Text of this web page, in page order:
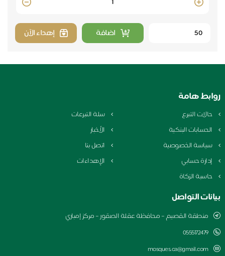
Quantity
اضافة إهداء الآن
روابط هامة
حالات التبرع
سلة التبرعات
الحسابات البنكية
الأخبار
سياسة الخصوصية
اتصل بنا
إدارة حسابي
الإهداءات
حاسبة الزكاة
بيانات التواصل
منطقة القصيم – محافظة عقلة الصقور – مركز إمباري
0555172479
mosques.ca@gmail.com